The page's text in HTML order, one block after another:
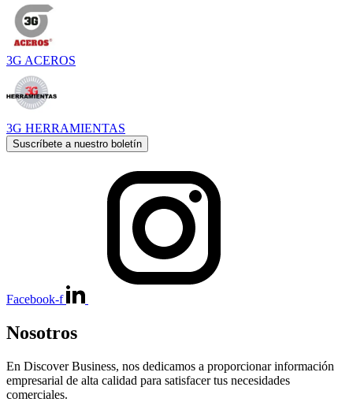
3G ACEROS
3G HERRAMIENTAS
Suscríbete a nuestro boletín
Facebook-f
Nosotros
En Discover Business, nos dedicamos a proporcionar información
empresarial de alta calidad para satisfacer tus necesidades
comerciales.